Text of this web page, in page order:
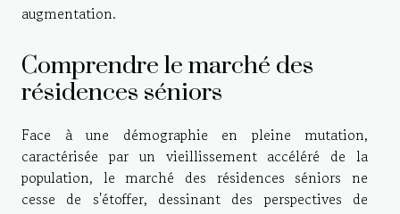
augmentation.
Comprendre le marché des
résidences séniors
Face à une démographie en pleine mutation,
caractérisée par un vieillissement accéléré de la
population, le marché des résidences séniors ne
cesse de s'étoffer, dessinant des perspectives de